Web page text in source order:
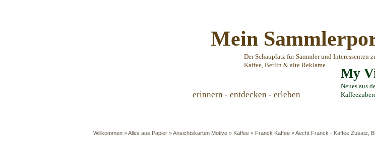
Mein
Der Schauplatz für Sammler und Interessenten
Kaffee, Berlin & alte Reklame.
My
Neues aus
erinnern - entdecken - erleben
Willkommen »Alles aus Papier »Ansichtskarten Motive » Kaffee » Franck Kaffee »Aecht Franck - Kaffee Zusatz,